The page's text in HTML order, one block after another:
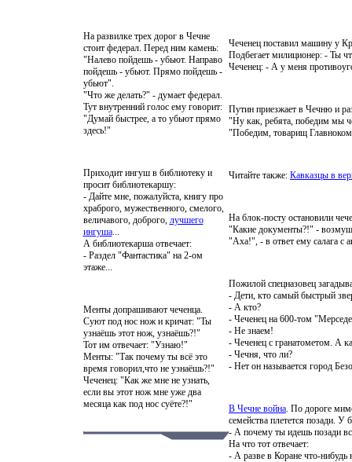
На развилке трех дорог в Чечне
стоит федерал. Перед ним камень:
"Налево пойдешь - убьют. Направо
пойдешь - убьют. Прямо пойдешь -
убьют".
"Что же делать?" - думает федерал.
Тут внутренний голос ему говорит:
"Думай быстрее, а то убьют прямо
здесь!"
Приходит ингуш в библиотеку и
просит библиотекаршу:
- Дайте мне, пожалуйста, книгу про
храброго, мужественного, смелого,
величавого, доброго, лучшего
ингуша...
А библиотекарша отвечает:
- Раздел "Фантастика" на 2-ом
этаже...
Менты допрашивают чеченца.
Суют под нос нож и кричат: "Ты
узнаёшь этот нож, узнаёшь?!"
Тот им отвечает: "Узнаю!"
Менты: "Так почему ты всё это
время говорил,что не узнаёшь?!"
Чеченец: "Как же мне не узнать,
если вы этот нож мне уже два
месяца как под нос суёте?!"
Чеченец поставил машину у
Подбегает милиционер: - Ты
Чеченец: - А у меня
Путин приезжает в Чечню и
"Ну как, ребята, победим мы
"Победим, товарищ
Читайте также: Кавказцы в
На блок-посту остановили
"Какие документы?!" -
"Аха!", - в ответ ему салага с
Пожилой спецназовец
- Дети, кто самый быстрый
- А кто?
- Чеченец на 600-том
- Не знаем!
- Чеченец с гранатометом. А
- Чечня, что ли?
- Нет он называется город
В Чечне война . По дороге
семейства плетется позади.
- А почему ты идешь позади
На что тот отвечает:
- А разве в Коране что-